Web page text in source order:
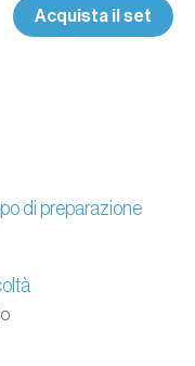
Acquista il set
di preparazione